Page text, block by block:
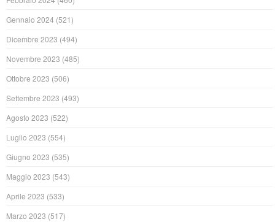
Gennaio 2024 (521)
Dicembre 2023 (494)
Novembre 2023 (485)
Ottobre 2023 (506)
Settembre 2023 (493)
Agosto 2023 (522)
Luglio 2023 (554)
Giugno 2023 (535)
Maggio 2023 (543)
Aprile 2023 (533)
Marzo 2023 (517)